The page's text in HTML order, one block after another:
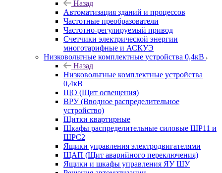
Назад
Автоматизация зданий и процессов
Частотные преобразователи
Частотно-регулируемый привод
Счетчики электрической энергии
многотарифные и АСКУЭ
Низковольтные комплектные устройства 0,4кВ
Назад
Низковольтные комплектные устройства
0,4кВ
ЩО (Щит освещения)
ВРУ (Вводное распределительное
устройство)
Щитки квартирные
Шкафы распределительные силовые ШР11 и
ШРС2
Ящики управления электродвигателями
ЩАП (Щит аварийного переключения)
Ящики и шкафы управления ЯУ ШУ